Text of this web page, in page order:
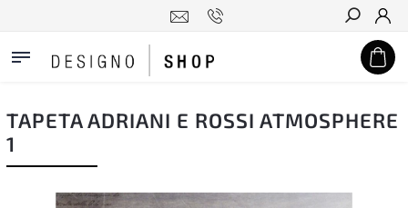
Hledat
TAPETA ADRIANI E ROSSI ATMOSPHERE
1